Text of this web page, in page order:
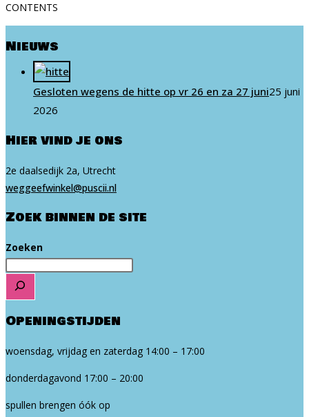
CONTENTS
Nieuws
Gesloten wegens de hitte op vr 26 en za 27 juni25 juni
2026
Hier vind je ons
2e daalsedijk 2a, Utrecht
weg​geef​win​kel​@puscii​.nl
Zoek binnen de site
Zoeken
Openingstijden
woensdag, vrijdag en zaterdag 14:00 – 17:00
donderdagavond 17:00 – 20:00
spullen brengen óók op